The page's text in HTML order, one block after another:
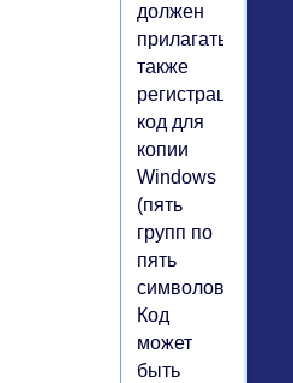
должен
прилагаться
также
код для
копии
Windows
(пять
групп по
пять
символов).
Код
может
быть